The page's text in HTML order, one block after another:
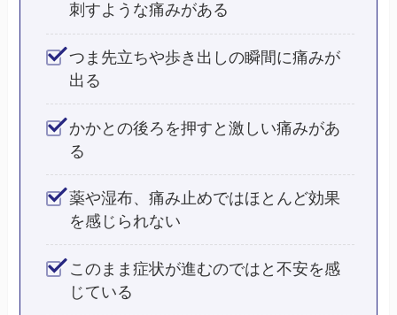
刺すような痛みがある
つま先立ちや歩き出しの瞬間に痛みが
出る
かかとの後ろを押すと激しい痛みがあ
る
薬や湿布、痛み止めではほとんど効果
を感じられない
このまま症状が進むのではと不安を感
じている